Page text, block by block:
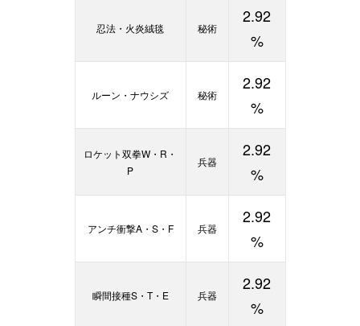
忍法・火炎絨毯 秘術
2.92
%
ルーン・ナウシズ 秘術
2.92
%
ロケット双拳W・R・
P
兵器
2.92
%
アンチ衝撃A・S・F 兵器
2.92
%
瞬間接種S・T・E 兵器
2.92
%